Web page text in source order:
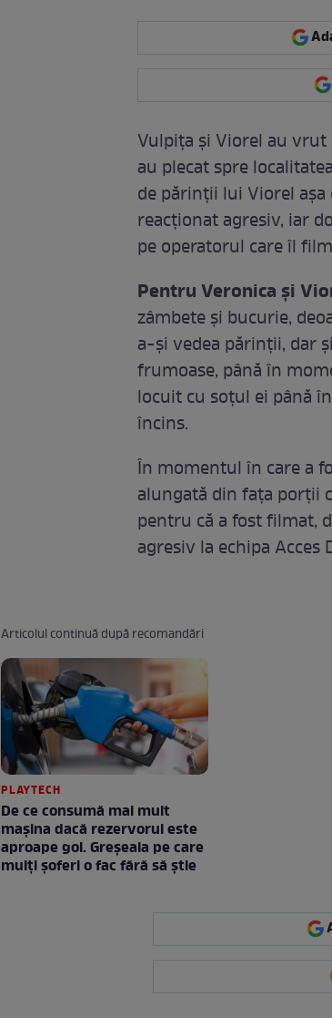
Vulpița și Viorel au
au plecat spre
de părinții lui Viorel așa
reacționat agresiv, iar
pe operatorul care îl
Pentru Veronica și
zâmbete și bucurie,
a-și vedea părinții, dar
frumoase, până în
locuit cu soțul ei până
încins.
În momentul în care a
alungată din fața porții
pentru că a fost filmat,
agresiv la echipa
Articolul continuă după recomandări
PLAYTECH
De ce consumă mai mult
mașina dacă rezervorul este
aproape gol. Greșeala pe care
mulți șoferi o fac fără să știe